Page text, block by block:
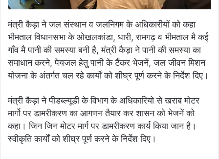
मंत्री कैड़ा ने जल संस्थान व जलनिगम के अधिकारीयों को कहा
भीमताल विधानसभा के ओखलकांडा, धारी, रामगढ़ व भीमताल मै कई
गाँव मै पानी की समस्या बनी है, मंत्री कैड़ा ने पानी की समस्या का
समाधान करने, पेयजल हेतु पानी के टैंकर भेजनें, जल जीवन मिशन
योजना के अंतर्गत चल रहे कार्यों को शीघ्र पूर्ण करने के निर्देश दिए।
मंत्री कैड़ा ने पीडब्ल्यूडी के विभाग के अधिकारियो से खराब मोटर
मार्गो पर डामरीकरण का आगणन तैयार कर शासन को भेजनें को
कहा। जिन जिन मोटर मार्ग पर डामरीकरण कार्य किया जान है।
स्वीकृति कार्यों को शीघ्र पूर्ण करने के निर्देश दिए।